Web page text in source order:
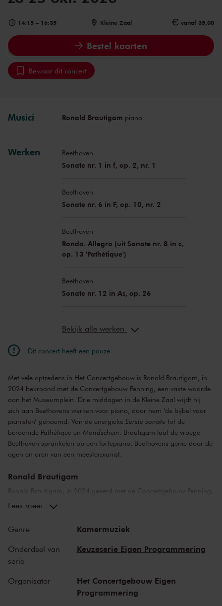
14:15 – 16:35 Kleine Zaal vanaf 35,00
Bestel kaarten
Bewaar dit concert
Musici Ronald Brautigam piano
Werken Beethoven
Sonate nr. 1 in f, op. 2, nr. 1
Beethoven
Sonate nr. 6 in F, op. 10, nr. 2
Beethoven
Rondo. Allegro (uit Sonate nr. 8 in c,
op. 13 'Pathétique')
Beethoven
Sonate nr. 12 in As, op. 26
Bekijk alle werken
Dit concert heeft een pauze
Met vele optredens in Het Concertgebouw is Ronald Brautigam, in
2024 bekroond met de Concertgebouw Penning, een vaste waarde
aan het Museumplein. Drie middagen in de Kleine Zaal wijdt hij
zich aan Beethovens werken voor piano, door hem ‘de bijbel voor
pianisten’ genoemd. Van de energieke Eerste sonate tot de
beroemde Pathétique en Mondschein : Brautigam laat de vroege
Beethoven sprankelen op een fortepiano. Beethovens genie door de
ogen en oren van een meesterpianist.
Ronald Brautigam
Ronald Brautigam, in 2024 geëerd met de Concertgebouw Penning,
heeft heel wat voetstappen liggen in de zalen aan de Van
en de teller telt sindsdien gestaag door. Tijdens drie middagen in de
Kleine Zaal speelt Brautigam een selectie uit Beethovens
pianowerken, volgens hem de bijbel voor pianisten. ‘Deze muziek
sonate begin, het is eerder genieten. Als ik speel, luister ik mee.
Vaak denk ik: wat ongelofelijk mooi is dit, of: wat een vreemde
wending! Deze muziek blijft fris, hoe vaak ik haar ook speel, en het
Lees meer
Genre Kamermuziek
Onderdeel van
serie
Keuzeserie Eigen Programmering
Organisator
Het Concertgebouw Eigen
Programmering